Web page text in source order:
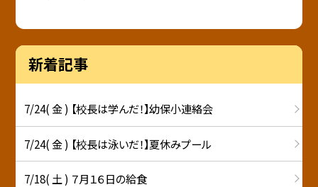
新着記事
7/24( 金 ) 【校長は学んだ！】幼保小連絡会
7/24( 金 ) 【校長は泳いだ！】夏休みプール
7/18( 土 ) ７月１６日の給食